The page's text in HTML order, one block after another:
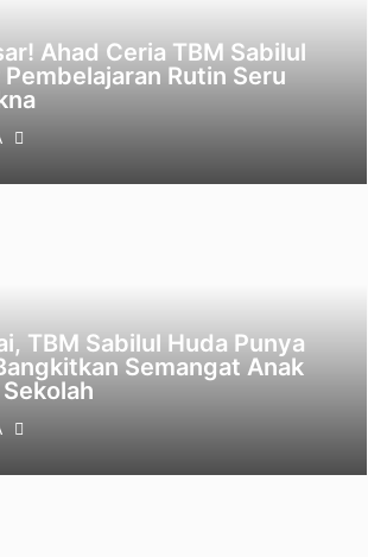
Ahad Ceria TBM Sabilul
Pembelajaran Rutin Seru
TBM Sabilul Huda Punya
Semangat Anak